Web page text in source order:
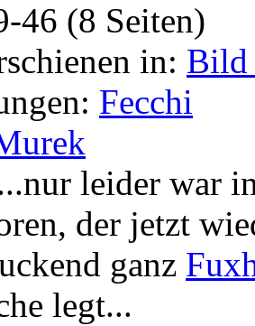
46 (8 Seiten)
in: Bild
Fecchi
leider war
der jetzt
ganz
legt...